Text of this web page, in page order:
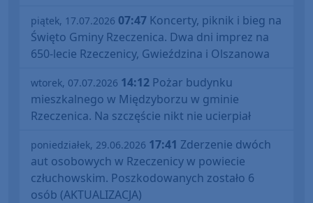
piątek, 17.07.2026 07:47 Koncerty, piknik i bieg na
Święto Gminy Rzeczenica. Dwa dni imprez na
650-lecie Rzeczenicy, Gwieździna i Olszanowa
wtorek, 07.07.2026 14:12 Pożar budynku
mieszkalnego w Międzyborzu w gminie
Rzeczenica. Na szczęście nikt nie ucierpiał
poniedziałek, 29.06.2026 17:41 Zderzenie dwóch
aut osobowych w Rzeczenicy w powiecie
człuchowskim. Poszkodowanych zostało 6
osób (AKTUALIZACJA)